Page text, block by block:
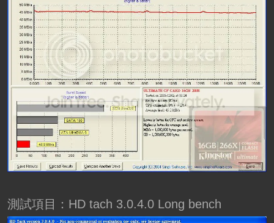
測試項目：HD tach 3.0.4.0 Long bench